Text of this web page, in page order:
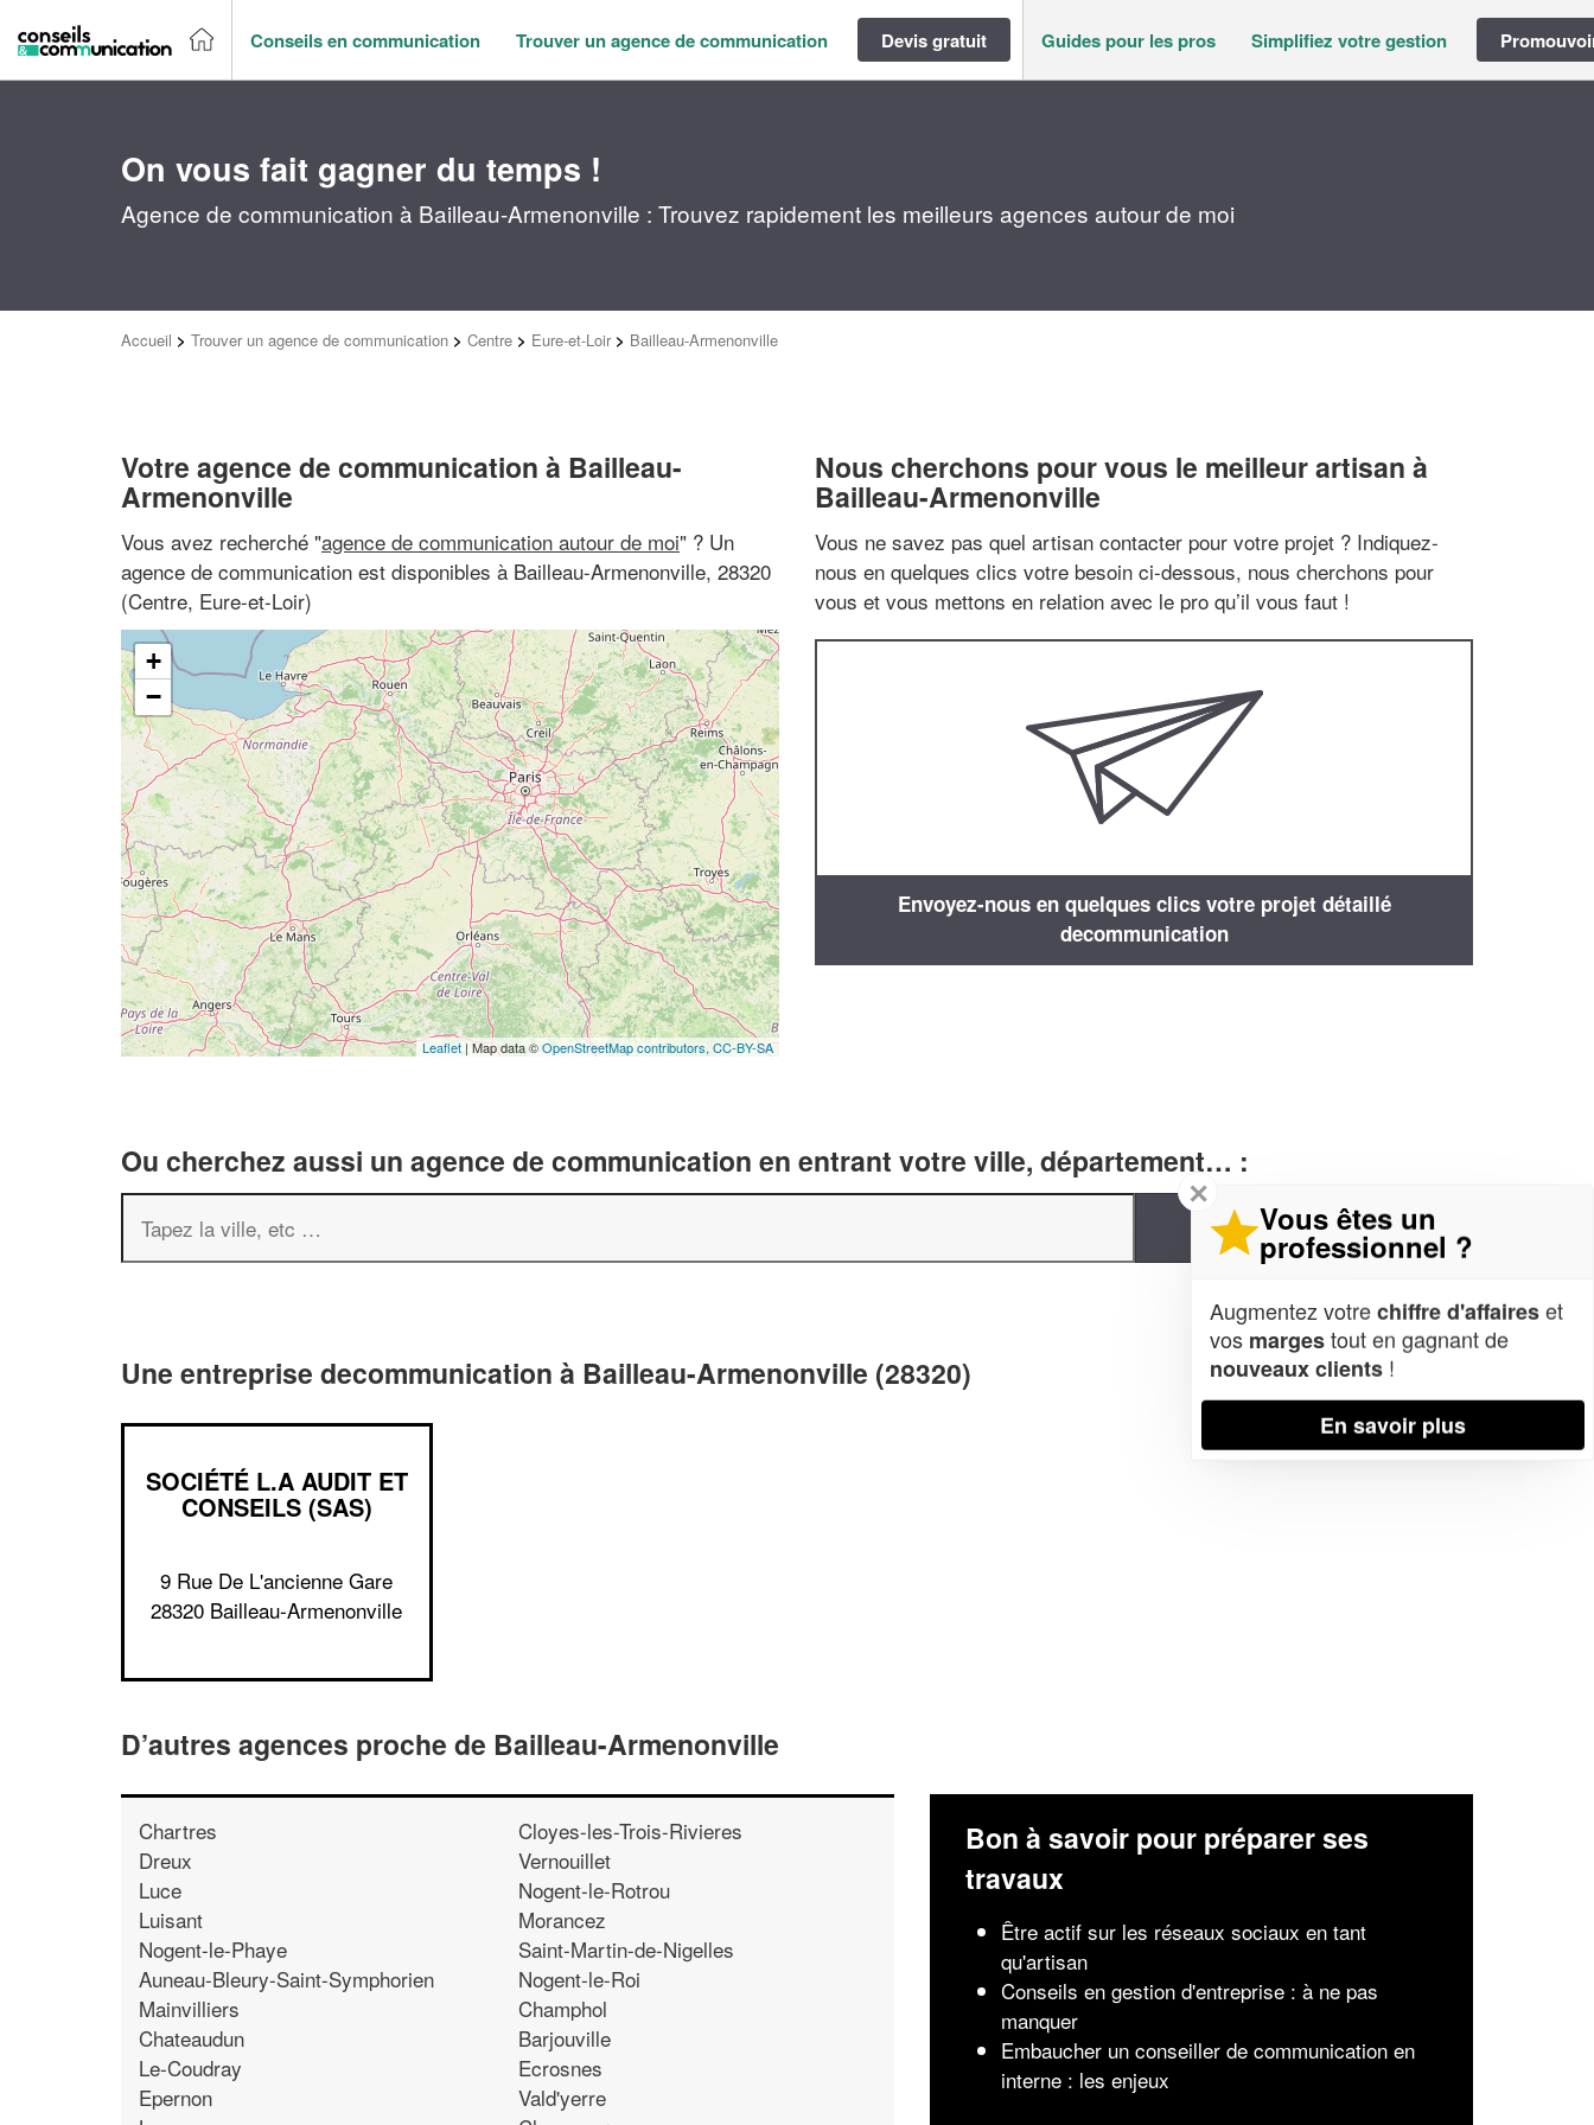
Conseils en communication Trouver un agence de communication Devis gratuit Guides pour les pros Simplifiez votre gestion
On vous fait gagner du temps !
Agence de communication à Bailleau-Armenonville : Trouvez rapidement les meilleurs agences autour de moi
Accueil > Trouver un agence de communication > Centre > Eure-et-Loir > Bailleau-Armenonville
Votre agence de communication à Bailleau-
Armenonville
Vous avez recherché "agence de communication autour de moi" ? Un
agence de communication est disponibles à Bailleau-Armenonville, 28320
(Centre, Eure-et-Loir)
+
−
Leaflet | Map data ©OpenStreetMap contributors, CC-BY-SA
Nous cherchons pour vous le meilleur artisan à
Bailleau-Armenonville
Vous ne savez pas quel artisan contacter pour votre projet ? Indiquez-
nous en quelques clics votre besoin ci-dessous, nous cherchons pour
vous et vous mettons en relation avec le pro qu’il vous faut !
Envoyez-nous en quelques clics votre projet détaillé
decommunication
Ou cherchez aussi un agence de communication en entrant votre ville, département… :
Une entreprise decommunication à Bailleau-Armenonville (28320)
SOCIÉTÉ L.A AUDIT ET
CONSEILS (SAS)
9 Rue De L'ancienne Gare
28320 Bailleau-Armenonville
D’autres agences proche de Bailleau-Armenonville
Chartres
Dreux
Luce
Luisant
Nogent-le-Phaye
Auneau-Bleury-Saint-Symphorien
Mainvilliers
Chateaudun
Le-Coudray
Epernon
Cloyes-les-Trois-Rivieres
Vernouillet
Nogent-le-Rotrou
Morancez
Saint-Martin-de-Nigelles
Nogent-le-Roi
Champhol
Barjouville
Ecrosnes
Vald'yerre
Bon à savoir pour préparer ses
travaux
Être actif sur les réseaux sociaux en tant
qu'artisan
Conseils en gestion d'entreprise : à ne pas
manquer
Embaucher un conseiller de communication en
interne : les enjeux
✕
Vous êtes un
professionnel ?
Augmentez votrechiffre d'affaireset
vos margestout en gagnant de
nouveaux clients !
En savoir plus